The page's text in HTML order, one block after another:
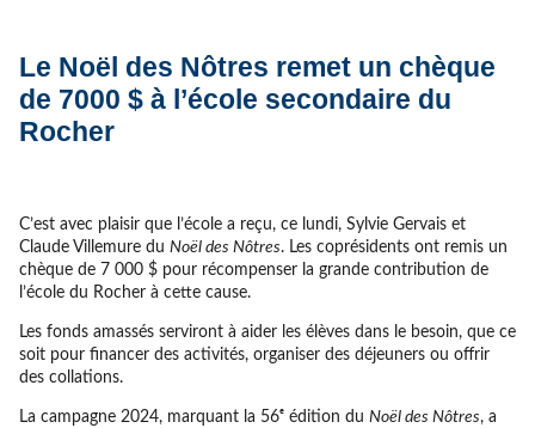
Le Noël des Nôtres remet un chèque
de 7000 $ à l’école secondaire du
Rocher
C’est avec plaisir que l’école a reçu, ce lundi, Sylvie Gervais et
Claude Villemure du Noël des Nôtres. Les coprésidents ont remis un
chèque de 7 000 $ pour récompenser la grande contribution de
l’école du Rocher à cette cause.
Les fonds amassés serviront à aider les élèves dans le besoin, que ce
soit pour financer des activités, organiser des déjeuners ou offrir
des collations.
La campagne 2024, marquant la 56ᵉ édition du Noël des Nôtres, a